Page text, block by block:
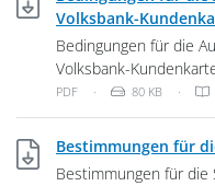
Volksbank-
Bedingungen für die
Volksbank-
Dateityp: PDF-Dokument
PDF · Dateigröße:
80 KB ·
Bestimmungen für
Bestimmungen für die